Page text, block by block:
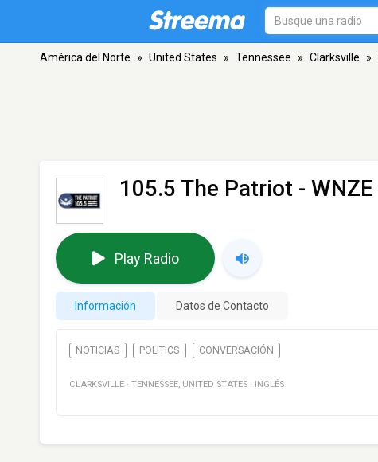
América del Norte » United States » Tennessee » Clarksville »
105.5 The Patriot - WNZE
Play Radio
Información Datos de Contacto
NOTICIAS POLITICS CONVERSACIÓN
CLARKSVILLE · TENNESSEE, UNITED STATES · INGLÉS